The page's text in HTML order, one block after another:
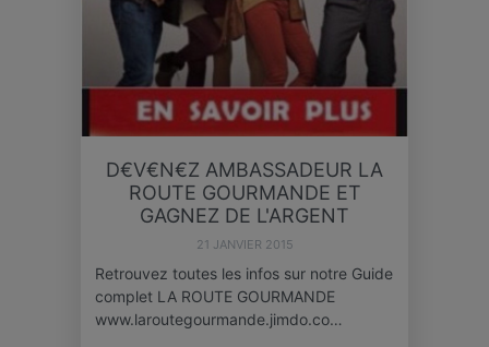
D€V€N€Z AMBASSADEUR LA
ROUTE GOURMANDE ET
GAGNEZ DE L'ARGENT
21 JANVIER 2015
Retrouvez toutes les infos sur notre Guide
complet LA ROUTE GOURMANDE
www.laroutegourmande.jimdo.co…